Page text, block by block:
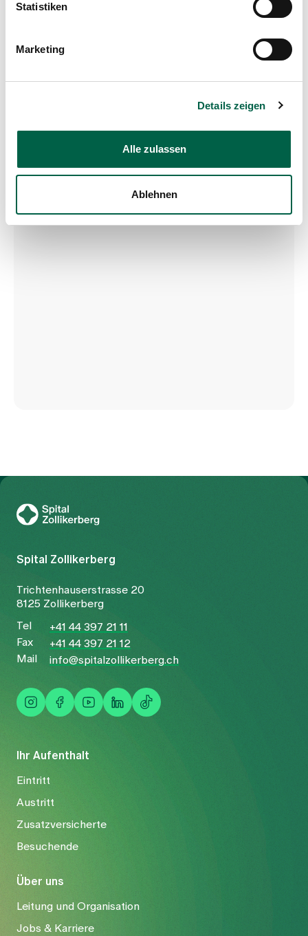
Statistiken
Marketing
Details zeigen
Alle zulassen
Ablehnen
Spital Zollikerberg
Dienstleistungszentrum Operationssäle und
Ihr Aufenthalt
Eintritt
Austritt
Zusatzversicherte
Besuchende
Über uns
Leitung und Organisation
Jobs & Karriere
Spital Zollikerberg
Trichtenhauserstrasse 20
8125 Zollikerberg
Tel
+41 44 397 21 11
Fax
+41 44 397 21 12
Mail
info@spitalzollikerberg.ch